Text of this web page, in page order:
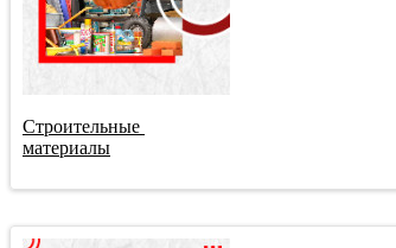
Строительные
материалы